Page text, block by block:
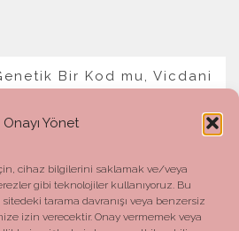
Onayı Yönet
cihaz bilgilerini saklamak ve/veya
gibi teknolojiler kullanıyoruz. Bu
tarama davranışı veya benzersiz
izin verecektir. Onay vermemek veya
Bir Kod mu, Vicdani